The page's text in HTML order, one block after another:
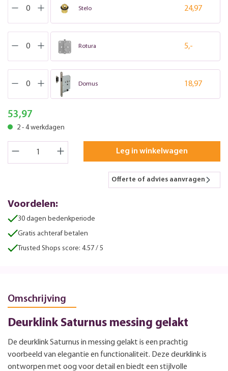
Stelo 24,97
Rotura 5,-
Domus 18,97
53,97
2 - 4 werkdagen
Leg in winkelwagen
Offerte of advies aanvragen
Voordelen:
30 dagen bedenkperiode
Gratis achteraf betalen
Trusted Shops score: 4.57 / 5
Omschrijving
Deurklink Saturnus messing gelakt
De deurklink Saturnus in messing gelakt is een prachtig
voorbeeld van elegantie en functionaliteit. Deze deurklink is
ontworpen met oog voor detail en biedt een stijlvolle